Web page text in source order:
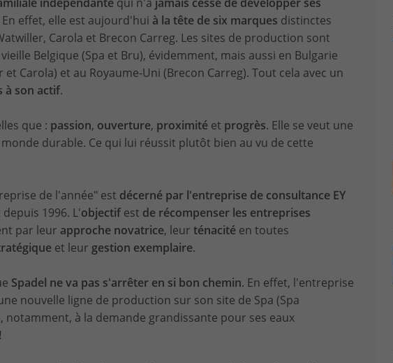
effet, elle est aujourd'hui à la tête de six marques distinctes
Carola et Brecon Carreg. Les sites de production sont
Belgique (Spa et Bru), évidemment, mais aussi en Bulgarie
et Carola) et au Royaume-Uni (Brecon Carreg). Tout cela avec un
à son actif.
que : passion, ouverture, proximité et progrès. Elle se veut une
durable. Ce qui lui réussit plutôt bien au vu de cette
de l'année" est décerné par l'entreprise de consultance EY
1996. L'objectif est de récompenser les entreprises
par leur approche novatrice, leur ténacité en toutes
et leur gestion exemplaire.
Spadel ne va pas s'arrêter en si bon chemin. En effet, l'entreprise
nouvelle ligne de production sur son site de Spa (Spa
notamment, à la demande grandissante pour ses eaux